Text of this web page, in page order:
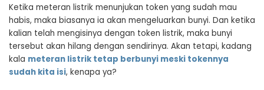
Ketika meteran listrik menunjukan token yang sudah mau
habis, maka biasanya ia akan mengeluarkan bunyi. Dan ketika
kalian telah mengisinya dengan token listrik, maka bunyi
tersebut akan hilang dengan sendirinya. Akan tetapi, kadang
kala meteran listrik tetap berbunyi meski tokennya
sudah kita isi, kenapa ya?